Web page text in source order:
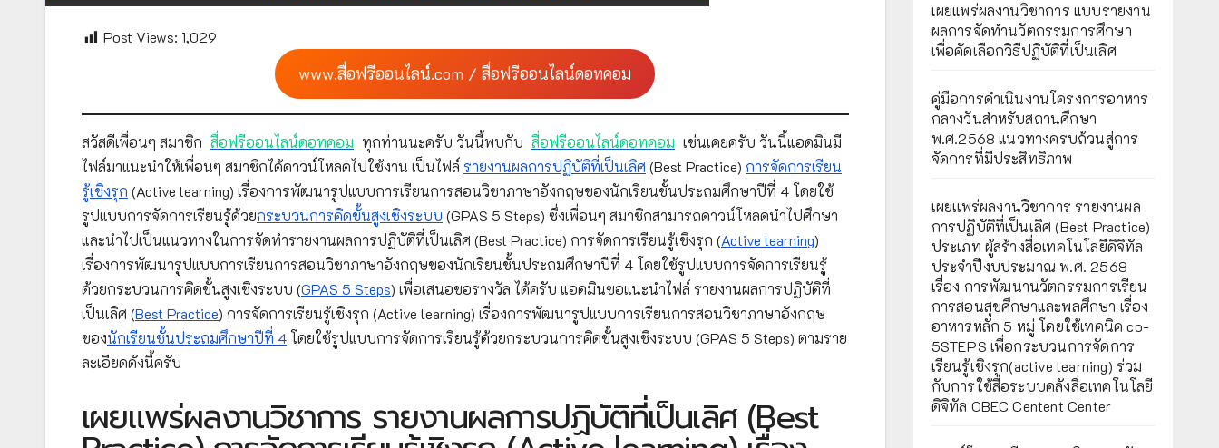
Post Views: 1,029
www.สื่อฟรีออนไลน์.com / สื่อฟรีออนไลน์ดอทคอม
สวัสดีเพื่อนๆ สมาชิก สื่อฟรีออนไลน์ดอทคอม ทุกท่านนะครับ วันนี้พบกับ สื่อฟรีออนไลน์ดอทคอม เช่นเคยครับ วันนี้แอดมินมี
ไฟล์มาแนะนำให้เพื่อนๆ สมาชิกได้ดาวน์โหลดไปใช้งาน เป็นไฟล์ รายงานผลการปฏิบัติที่เป็นเลิศ (Best Practice) การจัดการเรียน
รู้เชิงรุก (Active learning) เรื่องการพัฒนารูปแบบการเรียนการสอนวิชาภาษาอังกฤษของนักเรียนชั้นประถมศึกษาปีที่ 4 โดยใช้
รูปแบบการจัดการเรียนรู้ด้วยกระบวนการคิดขั้นสูงเชิงระบบ (GPAS 5 Steps) ซึ่งเพื่อนๆ สมาชิกสามารถดาวน์โหลดนำไปศึกษา
และนำไปเป็นแนวทางในการจัดทำรายงานผลการปฏิบัติที่เป็นเลิศ (Best Practice) การจัดการเรียนรู้เชิงรุก (Active learning)
เรื่องการพัฒนารูปแบบการเรียนการสอนวิชาภาษาอังกฤษของนักเรียนชั้นประถมศึกษาปีที่ 4 โดยใช้รูปแบบการจัดการเรียนรู้
ด้วยกระบวนการคิดขั้นสูงเชิงระบบ (GPAS 5 Steps) เพื่อเสนอขอรางวัล ได้ครับ แอดมินขอแนะนำไฟล์ รายงานผลการปฏิบัติที่
เป็นเลิศ (Best Practice) การจัดการเรียนรู้เชิงรุก (Active learning) เรื่องการพัฒนารูปแบบการเรียนการสอนวิชาภาษาอังกฤษ
ของนักเรียนชั้นประถมศึกษาปีที่ 4โดยใช้รูปแบบการจัดการเรียนรู้ด้วยกระบวนการคิดขั้นสูงเชิงระบบ (GPAS 5 Steps) ตามราย
ละเอียดดังนี้ครับ
เผยแพร่ผลงานวิชาการ รายงานผลการปฏิบัติที่เป็นเลิศ (Best
เผยแพร่ผลงานวิชาการ แบบรายงาน
ผลการจัดทำนวัตกรรมการศึกษา
เพื่อคัดเลือกวิธีปฏิบัติที่เป็นเลิศ
คู่มือการดำเนินงานโครงการอาหาร
กลางวันสำหรับสถานศึกษา
พ.ศ.2568 แนวทางครบถ้วนสู่การ
จัดการที่มีประสิทธิภาพ
เผยเเพร่ผลงานวิชาการ รายงานผล
การปฏิบัติที่เป็นเลิศ (Best Practice)
ประเภท ผู้สร้างสื่อเทคโนโลยีดิจิทัล
ประจำปีงบประมาณ พ.ศ. 2568
เรื่อง การพัฒนานวัตกรรมการเรียน
การสอนสุขศึกษาและพลศึกษา เรื่อง
อาหารหลัก 5 หมู่ โดยใช้เทคนิค co-
5STEPS เพื่อกระบวนการจัดการ
เรียนรู้เชิงรุก(active learning) ร่วม
กับการใช้สื่อระบบคลังสื่อเทคโนโลยี
ดิจิทัล OBEC Centent Center